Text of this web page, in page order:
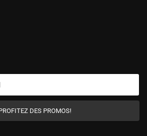
DES PROMOS!